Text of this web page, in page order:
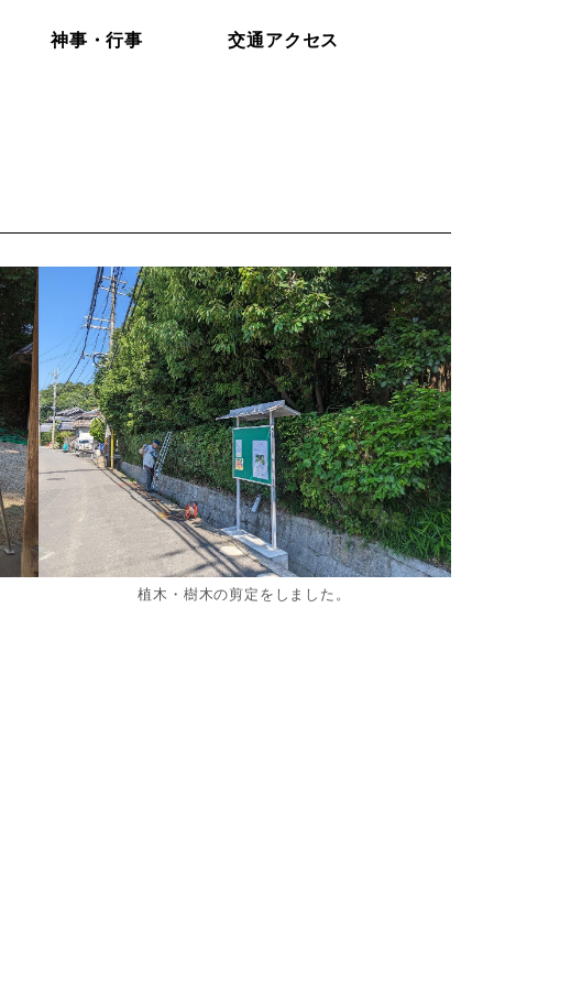
神事・行事 交通アクセス
植木・樹木の剪定をしました。